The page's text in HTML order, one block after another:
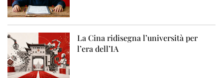
La Cina ridisegna l’università per
l’era dell’IA